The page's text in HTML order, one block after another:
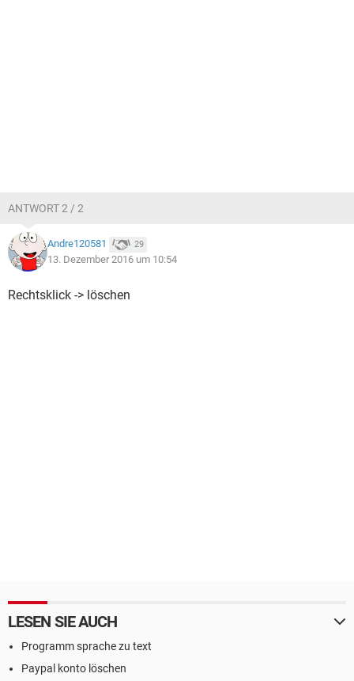
ANTWORT 2 / 2
Andre120581 29
13. Dezember 2016 um 10:54
Rechtsklick -> löschen
LESEN SIE AUCH
Programm sprache zu text
Paypal konto löschen